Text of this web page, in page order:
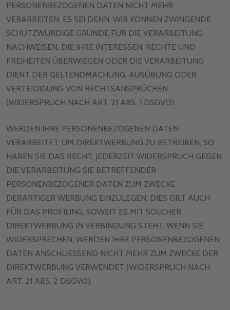
PERSONENBEZOGENEN DATEN NICHT MEHR
VERARBEITEN, ES SEI DENN, WIR KÖNNEN ZWINGENDE
SCHUTZWÜRDIGE GRÜNDE FÜR DIE VERARBEITUNG
NACHWEISEN, DIE IHRE INTERESSEN, RECHTE UND
FREIHEITEN ÜBERWIEGEN ODER DIE VERARBEITUNG
DIENT DER GELTENDMACHUNG, AUSÜBUNG ODER
VERTEIDIGUNG VON RECHTSANSPRÜCHEN
(WIDERSPRUCH NACH ART. 21 ABS. 1 DSGVO).
WERDEN IHRE PERSONENBEZOGENEN DATEN
VERARBEITET, UM DIREKTWERBUNG ZU BETREIBEN, SO
HABEN SIE DAS RECHT, JEDERZEIT WIDERSPRUCH GEGEN
DIE VERARBEITUNG SIE BETREFFENDER
PERSONENBEZOGENER DATEN ZUM ZWECKE
DERARTIGER WERBUNG EINZULEGEN; DIES GILT AUCH
FÜR DAS PROFILING, SOWEIT ES MIT SOLCHER
DIREKTWERBUNG IN VERBINDUNG STEHT. WENN SIE
WIDERSPRECHEN, WERDEN IHRE PERSONENBEZOGENEN
DATEN ANSCHLIESSEND NICHT MEHR ZUM ZWECKE DER
DIREKTWERBUNG VERWENDET (WIDERSPRUCH NACH
ART. 21 ABS. 2 DSGVO).